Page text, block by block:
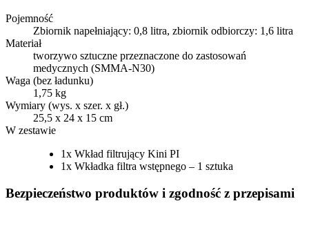
Pojemność
Zbiornik napełniający: 0,8 litra, zbiornik odbiorczy: 1,6 litra
Materiał
tworzywo sztuczne przeznaczone do zastosowań
medycznych (SMMA-N30)
Waga (bez ładunku)
1,75 kg
Wymiary (wys. x szer. x gł.)
25,5 x 24 x 15 cm
W zestawie
1x Wkład filtrujący Kini PI
1x Wkładka filtra wstępnego – 1 sztuka
Bezpieczeństwo produktów i zgodność z przepisami